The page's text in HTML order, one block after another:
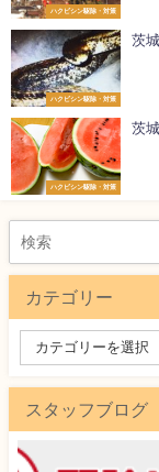
ハクビシン駆除・対策
ハクビシン駆除・対策
茨
ハクビシン駆除・対策
茨
カテゴリー
スタッフブログ